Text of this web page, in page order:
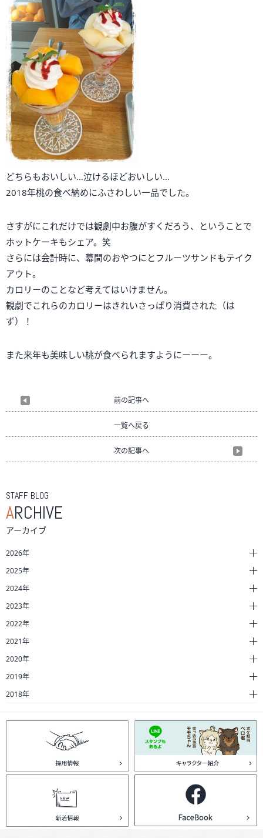
どちらもおいしい…泣けるほどおいしい…
2018年桃の食べ納めにふさわしい一品でした。
さすがにこれだけでは観劇中お腹がすくだろう、ということで
ホットケーキもシェア。笑
さらには会計時に、幕間のおやつにとフルーツサンドもテイク
アウト。
カロリーのことなど考えてはいけません。
観劇でこれらのカロリーはきれいさっぱり消費された（は
ず）！
また来年も美味しい桃が食べられますようにーーー。
前の記事へ
一覧へ戻る
次の記事へ
STAFF BLOG
ARCHIVE
アーカイブ
2026年
2025年
2024年
2023年
2022年
2021年
2020年
2019年
2018年